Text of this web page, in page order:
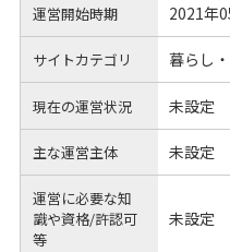
運営開始時期 2021年
サイトカテゴリ 暮らし
現在の運営状況 未設定
主な運営主体 未設定
運営に必要な知
識や資格/許認可
等
未設定